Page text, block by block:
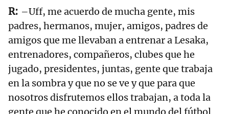
–Uff, me acuerdo de mucha gente, mis
padres, hermanos, mujer, amigos, padres de
amigos que me llevaban a entrenar a Lesaka,
entrenadores, compañeros, clubes que he
jugado, presidentes, juntas, gente que trabaja
en la sombra y que no se ve y que para que
nosotros disfrutemos ellos trabajan, a toda la